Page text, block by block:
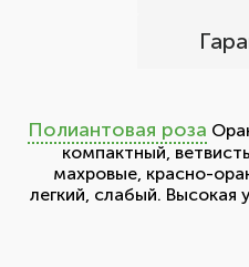
Полиантовая роза
компактный,
махровые, красно-
легкий, слабый. Высокая